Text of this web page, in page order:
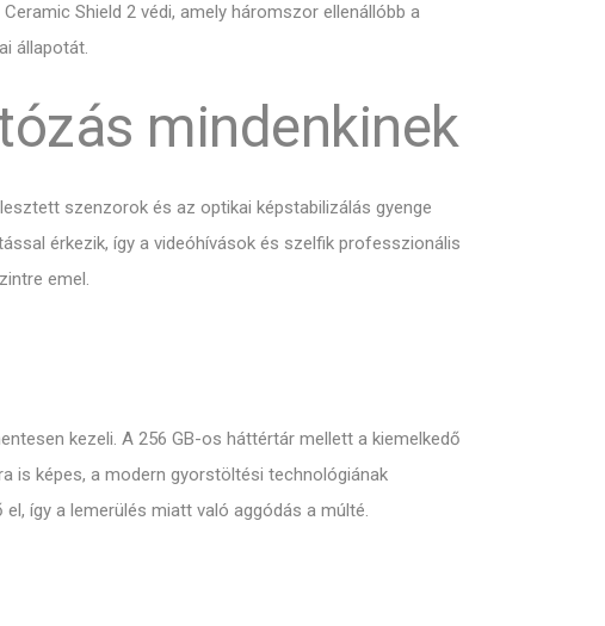
Shield 2 védi, amely háromszor ellenállóbb a
állapotát.
mindenkinek
szenzorok és az optikai képstabilizálás gyenge
érkezik, így a videóhívások és szelfik professzionális
emel.
kezeli. A 256 GB-os háttértár mellett a kiemelkedő
is képes, a modern gyorstöltési technológiának
így a lemerülés miatt való aggódás a múlté.